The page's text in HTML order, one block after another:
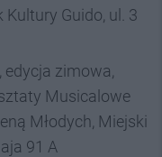
Kultury Guido, ul. 3
zimowa,
Musicalowe
Młodych, Miejski
91 A